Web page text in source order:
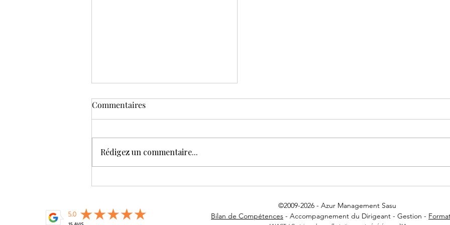
[Elever des Licornes]...
Commentaires
Rédigez un commentaire...
©2009-2026 - Azur Management Sasu
Bilan de Compétences - Accompagnement du Dirigeant - Gestion -